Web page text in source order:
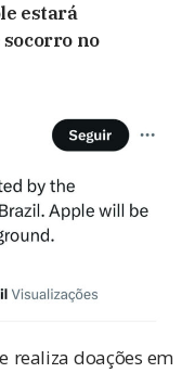
estará
socorro no
realiza doações em